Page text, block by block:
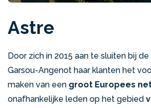
Astre
Door zich in 2015 aan te sluiten bij de
Garsou-Angenot haar klanten het
maken van een groot Europees
onafhankelijke leden op het gebied